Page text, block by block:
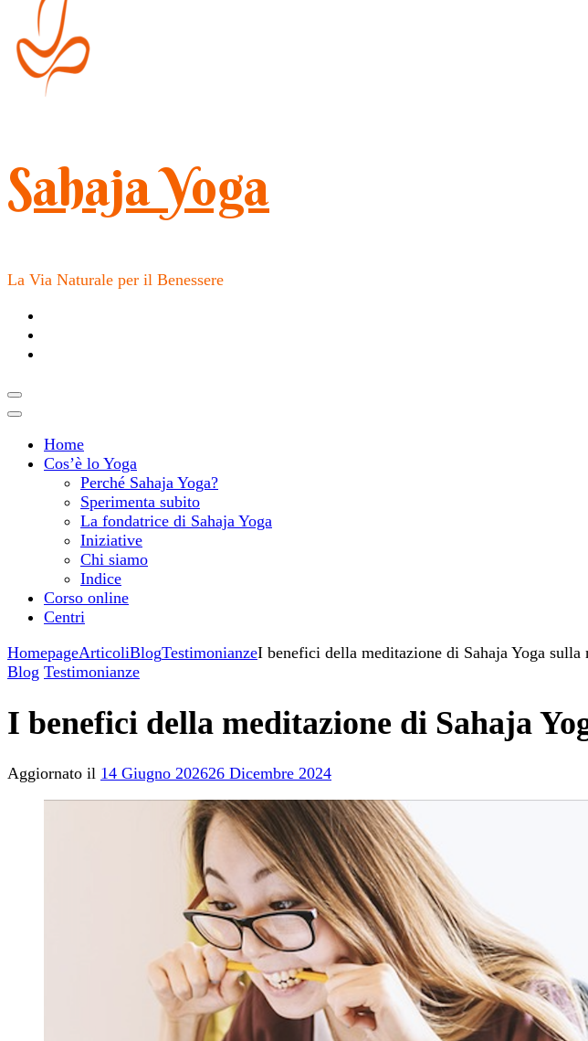
Sahaja Yoga
La Via Naturale per il Benessere
Home
Cos’è lo Yoga
Perché Sahaja Yoga?
Sperimenta subito
La fondatrice di Sahaja Yoga
Iniziative
Chi siamo
Indice
Corso online
Centri
HomepageArticoliBlogTestimonianzeI benefici della meditazione di Sahaja Yoga sulla
Blog Testimonianze
I benefici della meditazione di Sahaja
Aggiornato il 14 Giugno 202626 Dicembre 2024